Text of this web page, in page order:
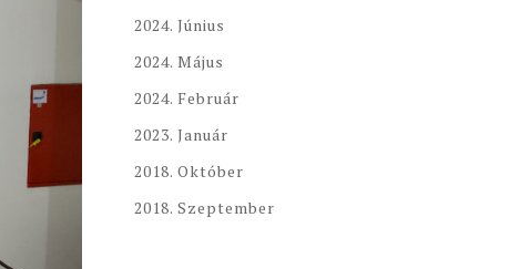
2024. Június
2024. Május
2024. Február
2023. Január
2018. Október
2018. Szeptember